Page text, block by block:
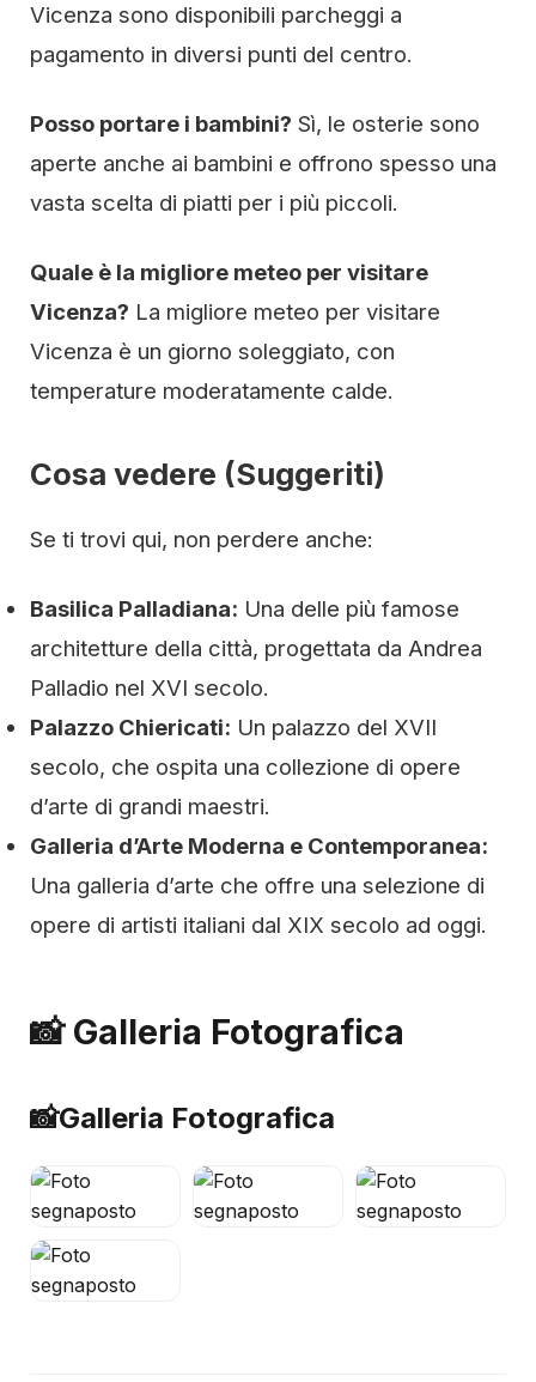
Vicenza sono disponibili parcheggi a
pagamento in diversi punti del centro.
Posso portare i bambini? Sì, le osterie sono
aperte anche ai bambini e offrono spesso una
vasta scelta di piatti per i più piccoli.
Quale è la migliore meteo per visitare
Vicenza? La migliore meteo per visitare
Vicenza è un giorno soleggiato, con
temperature moderatamente calde.
Cosa vedere (Suggeriti)
Se ti trovi qui, non perdere anche:
Basilica Palladiana: Una delle più famose
architetture della città, progettata da Andrea
Palladio nel XVI secolo.
Palazzo Chiericati: Un palazzo del XVII
secolo, che ospita una collezione di opere
d’arte di grandi maestri.
Galleria d’Arte Moderna e Contemporanea:
Una galleria d’arte che offre una selezione di
opere di artisti italiani dal XIX secolo ad oggi.
📸 Galleria Fotografica
📸Galleria Fotografica